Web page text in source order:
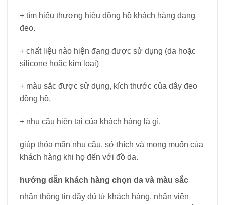
+ tìm hiểu thương hiệu đồng hồ khách hàng đang
đeo.
+ chất liệu nào hiện đang được sử dụng (da hoặc
silicone hoặc kim loại)
+ màu sắc được sử dụng, kích thước của dây đeo
đồng hồ.
+ nhu cầu hiện tại của khách hàng là gì.
giúp thỏa mãn nhu cầu, sở thích và mong muốn của
khách hàng khi họ đến với đồ da.
hướng dẫn khách hàng chọn da và màu sắc
nhận thông tin đầy đủ từ khách hàng. nhân viên